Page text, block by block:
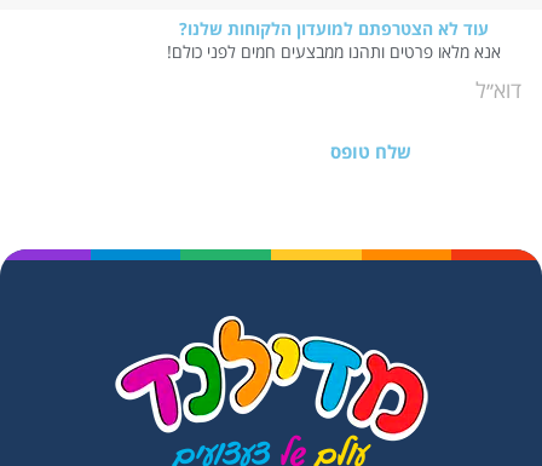
עוד לא הצטרפתם למועדון הלקוחות שלנו?
אנא מלאו פרטים ותהנו ממבצעים חמים לפני כולם!
שלח טופס